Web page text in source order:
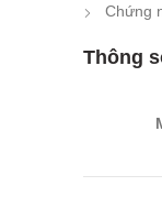
Chứng
Thông